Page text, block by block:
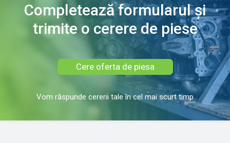
Completează formularul și
trimite o cerere de piese
Cere oferta de piesa
Vom răspunde cererii tale în cel mai scurt timp